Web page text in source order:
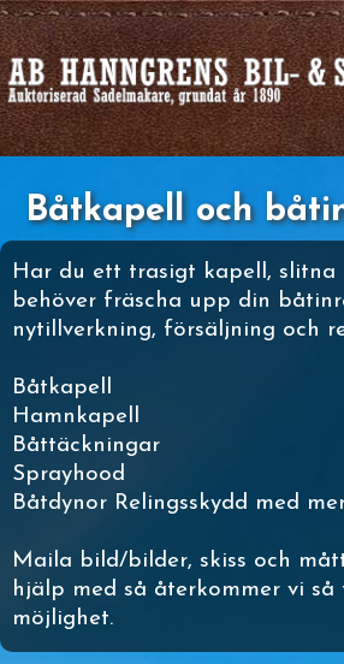
Båtkapell och
Har du ett trasigt kapell, slitna
behöver fräscha upp din
nytillverkning, försäljning och
Båtkapell
Hamnkapell
Båttäckningar
Sprayhood
Båtdynor Relingsskydd med
Maila bild/bilder, skiss och
hjälp med så återkommer vi
möjlighet.